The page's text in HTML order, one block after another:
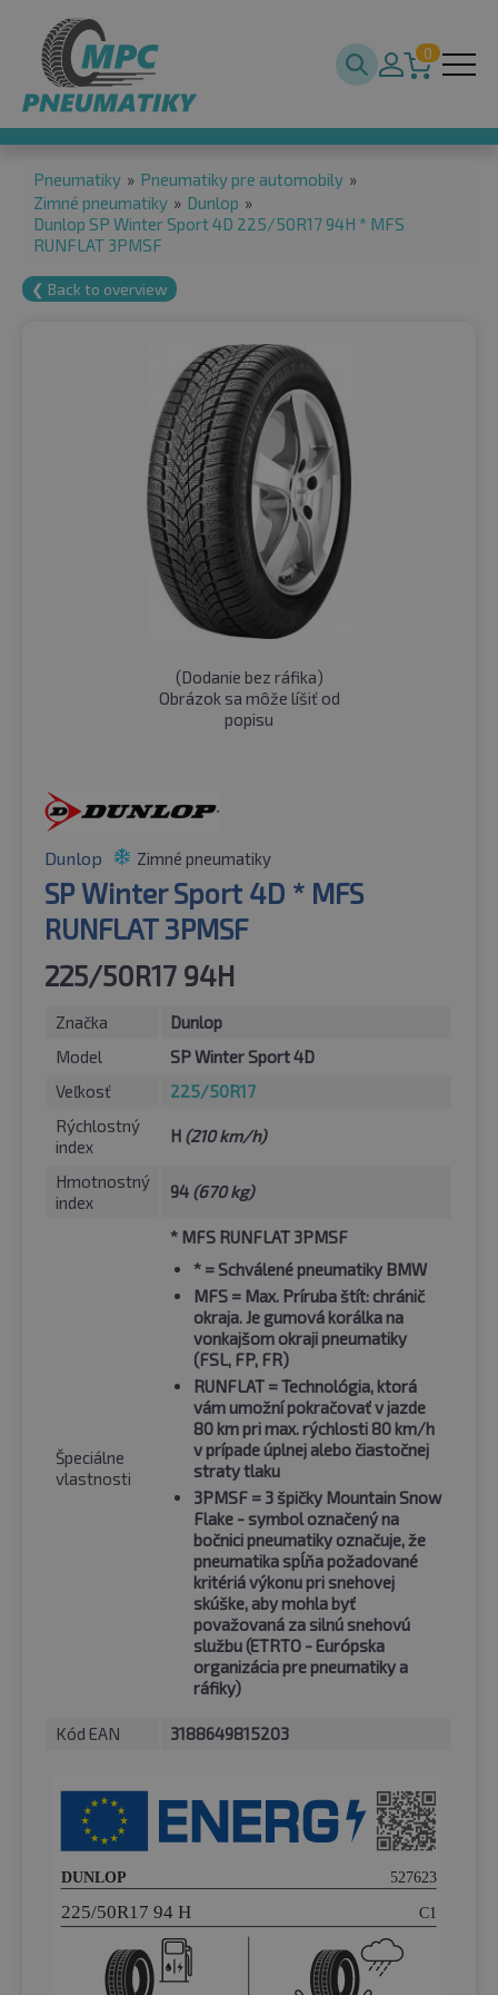
0
Pneumatiky » Pneumatiky pre automobily »
Zimné pneumatiky » Dunlop »
Dunlop SP Winter Sport 4D 225/50R17 94H * MFS
RUNFLAT 3PMSF
❮ Back to overview
(Dodanie bez ráfika)
Obrázok sa môže líšiť od
popisu
Dunlop Zimné pneumatiky
SP Winter Sport 4D * MFS
RUNFLAT 3PMSF
225/50R17 94H
Značka
Dunlop
Model
SP Winter Sport 4D
Veľkosť
225/50R17
Rýchlostný
index
H (210 km/h)
Hmotnostný
index
94 (670 kg)
Špeciálne
vlastnosti
* MFS RUNFLAT 3PMSF
* = Schválené pneumatiky BMW
MFS = Max. Príruba štít: chránič
okraja. Je gumová korálka na
vonkajšom okraji pneumatiky
(FSL, FP, FR)
RUNFLAT = Technológia, ktorá
vám umožní pokračovať v jazde
80 km pri max. rýchlosti 80 km/h
v prípade úplnej alebo čiastočnej
straty tlaku
3PMSF = 3 špičky Mountain Snow
Flake - symbol označený na
bočnici pneumatiky označuje, že
pneumatika spĺňa požadované
kritériá výkonu pri snehovej
skúške, aby mohla byť
považovaná za silnú snehovú
službu (ETRTO - Európska
organizácia pre pneumatiky a
ráfiky)
Kód EAN 3188649815203